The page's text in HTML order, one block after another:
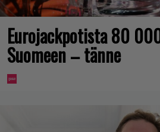
Eurojackpotista 80
Suomeen – tänne